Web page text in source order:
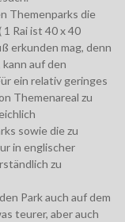
Themenparks die
1 Rai ist 40 x 40
erkunden mag, denn
auf den
ein relativ geringes
Themenareal zu
sowie die zu
in englischer
zu
Park auch auf dem
teurer, aber auch